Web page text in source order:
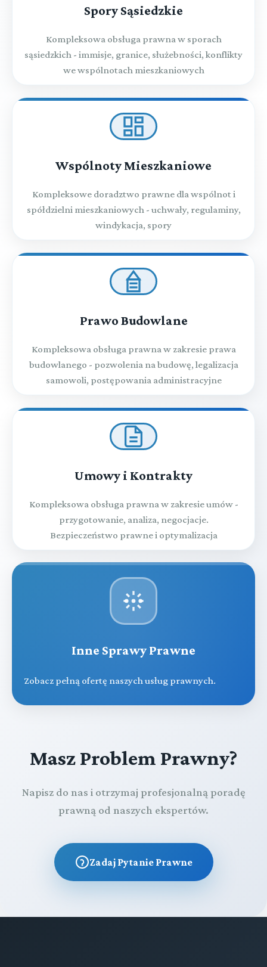
Spory Sąsiedzkie
Kompleksowa obsługa prawna w sporach
sąsiedzkich - immisje, granice, służebności, konflikty
we wspólnotach mieszkaniowych
Wspólnoty Mieszkaniowe
Kompleksowe doradztwo prawne dla wspólnot i
spółdzielni mieszkaniowych - uchwały, regulaminy,
windykacja, spory
Prawo Budowlane
Kompleksowa obsługa prawna w zakresie prawa
budowlanego - pozwolenia na budowę, legalizacja
samowoli, postępowania administracyjne
Umowy i Kontrakty
Kompleksowa obsługa prawna w zakresie umów -
przygotowanie, analiza, negocjacje.
Bezpieczeństwo prawne i optymalizacja
Inne Sprawy Prawne
Zobacz pełną ofertę naszych usług prawnych.
Masz Problem Prawny?
Napisz do nas i otrzymaj profesjonalną poradę
prawną od naszych ekspertów.
Zadaj Pytanie Prawne